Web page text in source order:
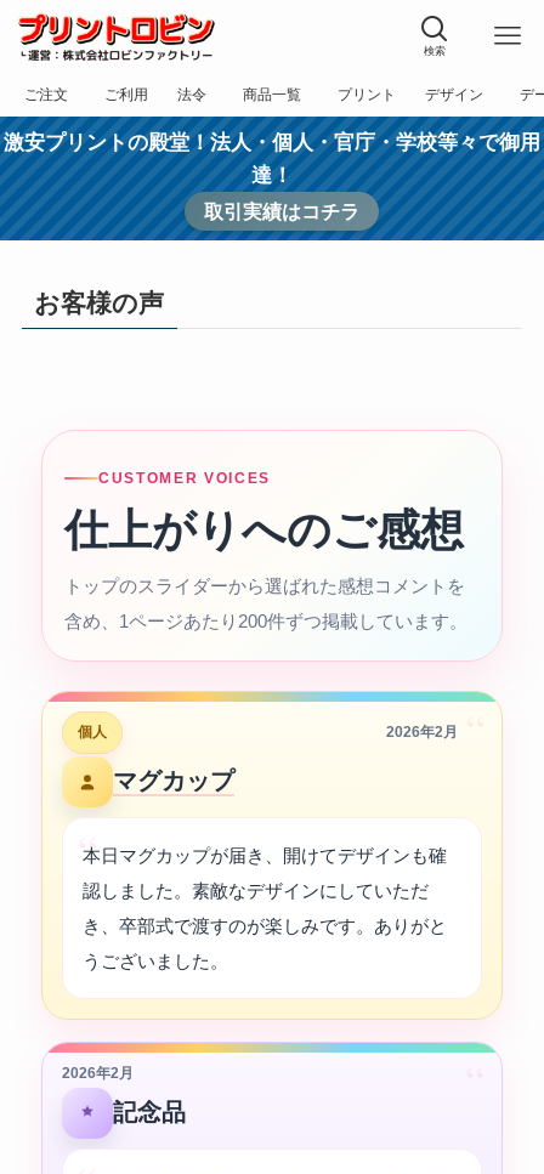
検索
ご注文
フォーム
ご利用
規約
法令
表記
商品一覧
カテゴリー
プリント
方法
デザイン
依頼
デ
入
激安プリントの殿堂！法人・個人・官庁・学校等々で御用
達！
取引実績はコチラ
お客様の声
CUSTOMER VOICES
仕上がりへのご感想
トップのスライダーから選ばれた感想コメントを
含め、1ページあたり200件ずつ掲載しています。
個人 2026年2月
マグカップ
本日マグカップが届き、開けてデザインも確
認しました。素敵なデザインにしていただ
き、卒部式で渡すのが楽しみです。ありがと
うございました。
2026年2月
記念品